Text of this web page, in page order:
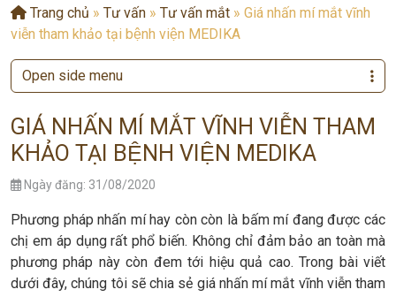
Trang chủ » Tư vấn » Tư vấn mắt » Giá nhấn mí mắt vĩnh
viễn tham khảo tại bệnh viện MEDIKA
GIÁ NHẤN MÍ MẮT VĨNH VIỄN THAM
KHẢO TẠI BỆNH VIỆN MEDIKA
Ngày đăng: 31/08/2020
Phương pháp nhấn mí hay còn còn là bấm mí đang được các
chị em áp dụng rất phổ biến. Không chỉ đảm bảo an toàn mà
phương pháp này còn đem tới hiệu quả cao. Trong bài viết
dưới đây, chúng tôi sẽ chia sẻ giá nhấn mí mắt vĩnh viễn tham
Open side menu